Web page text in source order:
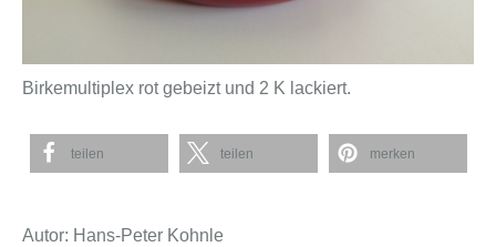
Birkemultiplex rot gebeizt und 2 K lackiert.
teilen teilen merken
Autor: Hans-Peter Kohnle